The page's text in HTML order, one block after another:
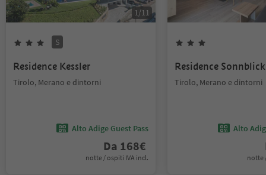
1/11
S
Residence Kessler
Tirolo, Merano e dintorni
Alto Adige Guest Pass
Da 168€
notte / ospiti IVA incl.
Residence Sonnblick
Tirolo, Merano e dintorni
Alto
notte